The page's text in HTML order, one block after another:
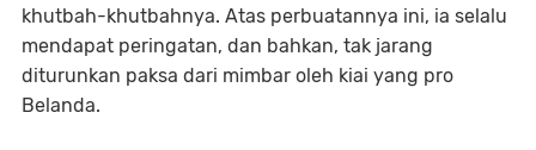
khutbah-khutbahnya. Atas perbuatannya ini, ia selalu
mendapat peringatan, dan bahkan, tak jarang
diturunkan paksa dari mimbar oleh kiai yang pro
Belanda.